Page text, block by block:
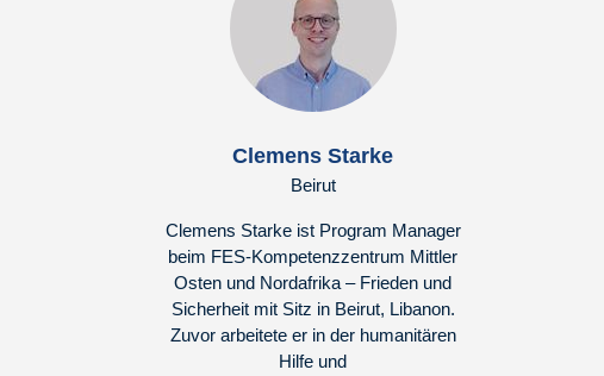
Clemens Starke
Beirut
Clemens Starke ist Program Manager
beim FES-Kompetenzzentrum Mittler
Osten und Nordafrika – Frieden und
Sicherheit mit Sitz in Beirut, Libanon.
Zuvor arbeitete er in der humanitären
Hilfe und